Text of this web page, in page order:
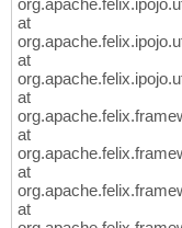
at
at
at
at
at
at